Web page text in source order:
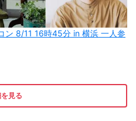
ン 8/11 16時45分 in 横浜 一人参
見る